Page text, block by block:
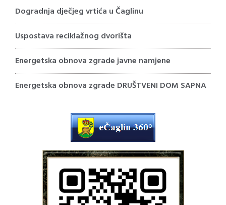
Dogradnja dječjeg vrtića u Čaglinu
Uspostava reciklažnog dvorišta
Energetska obnova zgrade javne namjene
Energetska obnova zgrade DRUŠTVENI DOM SAPNA